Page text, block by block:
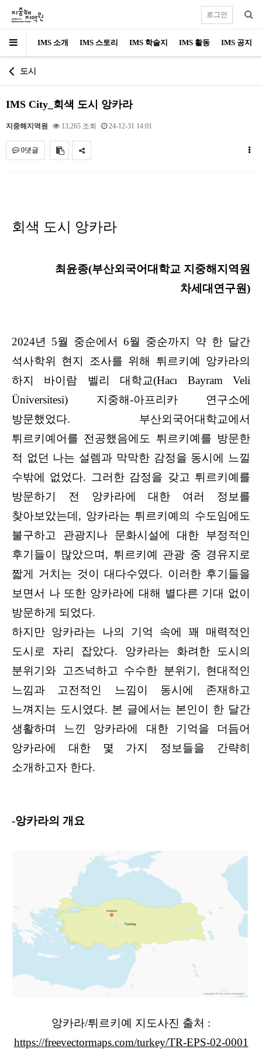
IMS 소개 IMS 스토리 IMS 학술지 IMS 활동 IMS 공지
로그인
도시
IMS City_회색 도시 앙카라
지중해지역원 13,265 조회 24-12-31 14:01
0댓글
회색 도시 앙카라
최윤종(부산외국어대학교 지중해지역원
차세대연구원)
2024년 5월 중순에서 6월 중순까지 약 한 달간
석사학위 현지 조사를 위해 튀르키예 앙카라의
하지 바이람 벨리 대학교(Hacı Bayram Veli
Üniversitesi) 지중해-아프리카 연구소에
방문했었다. 부산외국어대학교에서
튀르키예어를 전공했음에도 튀르키예를 방문한
적 없던 나는 설렘과 막막한 감정을 동시에 느낄
수밖에 없었다. 그러한 감정을 갖고 튀르키예를
방문하기 전 앙카라에 대한 여러 정보를
찾아보았는데, 앙카라는 튀르키예의 수도임에도
불구하고 관광지나 문화시설에 대한 부정적인
후기들이 많았으며, 튀르키예 관광 중 경유지로
짧게 거치는 것이 대다수였다. 이러한 후기들을
보면서 나 또한 앙카라에 대해 별다른 기대 없이
방문하게 되었다.
하지만 앙카라는 나의 기억 속에 꽤 매력적인
도시로 자리 잡았다. 앙카라는 화려한 도시의
분위기와 고즈넉하고 수수한 분위기, 현대적인
느낌과 고전적인 느낌이 동시에 존재하고
느껴지는 도시였다. 본 글에서는 본인이 한 달간
생활하며 느낀 앙카라에 대한 기억을 더듬어
앙카라에 대한 몇 가지 정보들을 간략히
소개하고자 한다.
-앙카라의 개요
앙카라/튀르키예 지도사진 출처 :
https://freevectormaps.com/turkey/TR-EPS-02-0001